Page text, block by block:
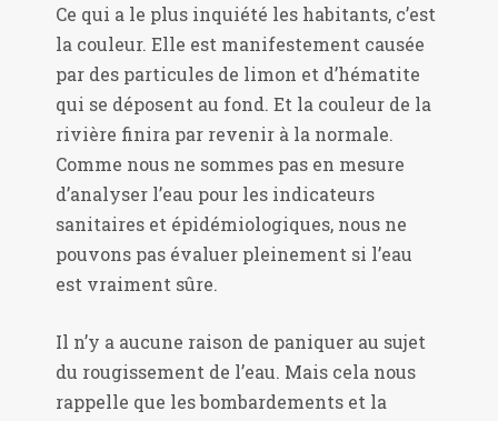
Ce qui a le plus inquiété les habitants, c’est
la couleur. Elle est manifestement causée
par des particules de limon et d’hématite
qui se déposent au fond. Et la couleur de la
rivière finira par revenir à la normale.
Comme nous ne sommes pas en mesure
d’analyser l’eau pour les indicateurs
sanitaires et épidémiologiques, nous ne
pouvons pas évaluer pleinement si l’eau
est vraiment sûre.
Il n’y a aucune raison de paniquer au sujet
du rougissement de l’eau. Mais cela nous
rappelle que les bombardements et la